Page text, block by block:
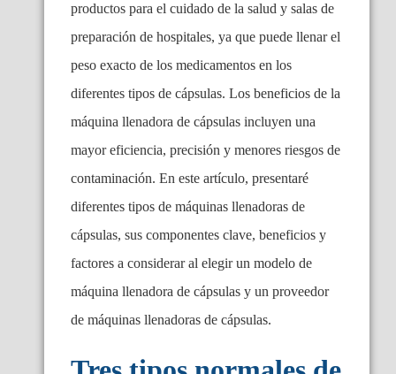
productos para el cuidado de la salud y salas de
preparación de hospitales, ya que puede llenar el
peso exacto de los medicamentos en los
diferentes tipos de cápsulas. Los beneficios de la
máquina llenadora de cápsulas incluyen una
mayor eficiencia, precisión y menores riesgos de
contaminación. En este artículo, presentaré
diferentes tipos de máquinas llenadoras de
cápsulas, sus componentes clave, beneficios y
factores a considerar al elegir un modelo de
máquina llenadora de cápsulas y un proveedor
de máquinas llenadoras de cápsulas.